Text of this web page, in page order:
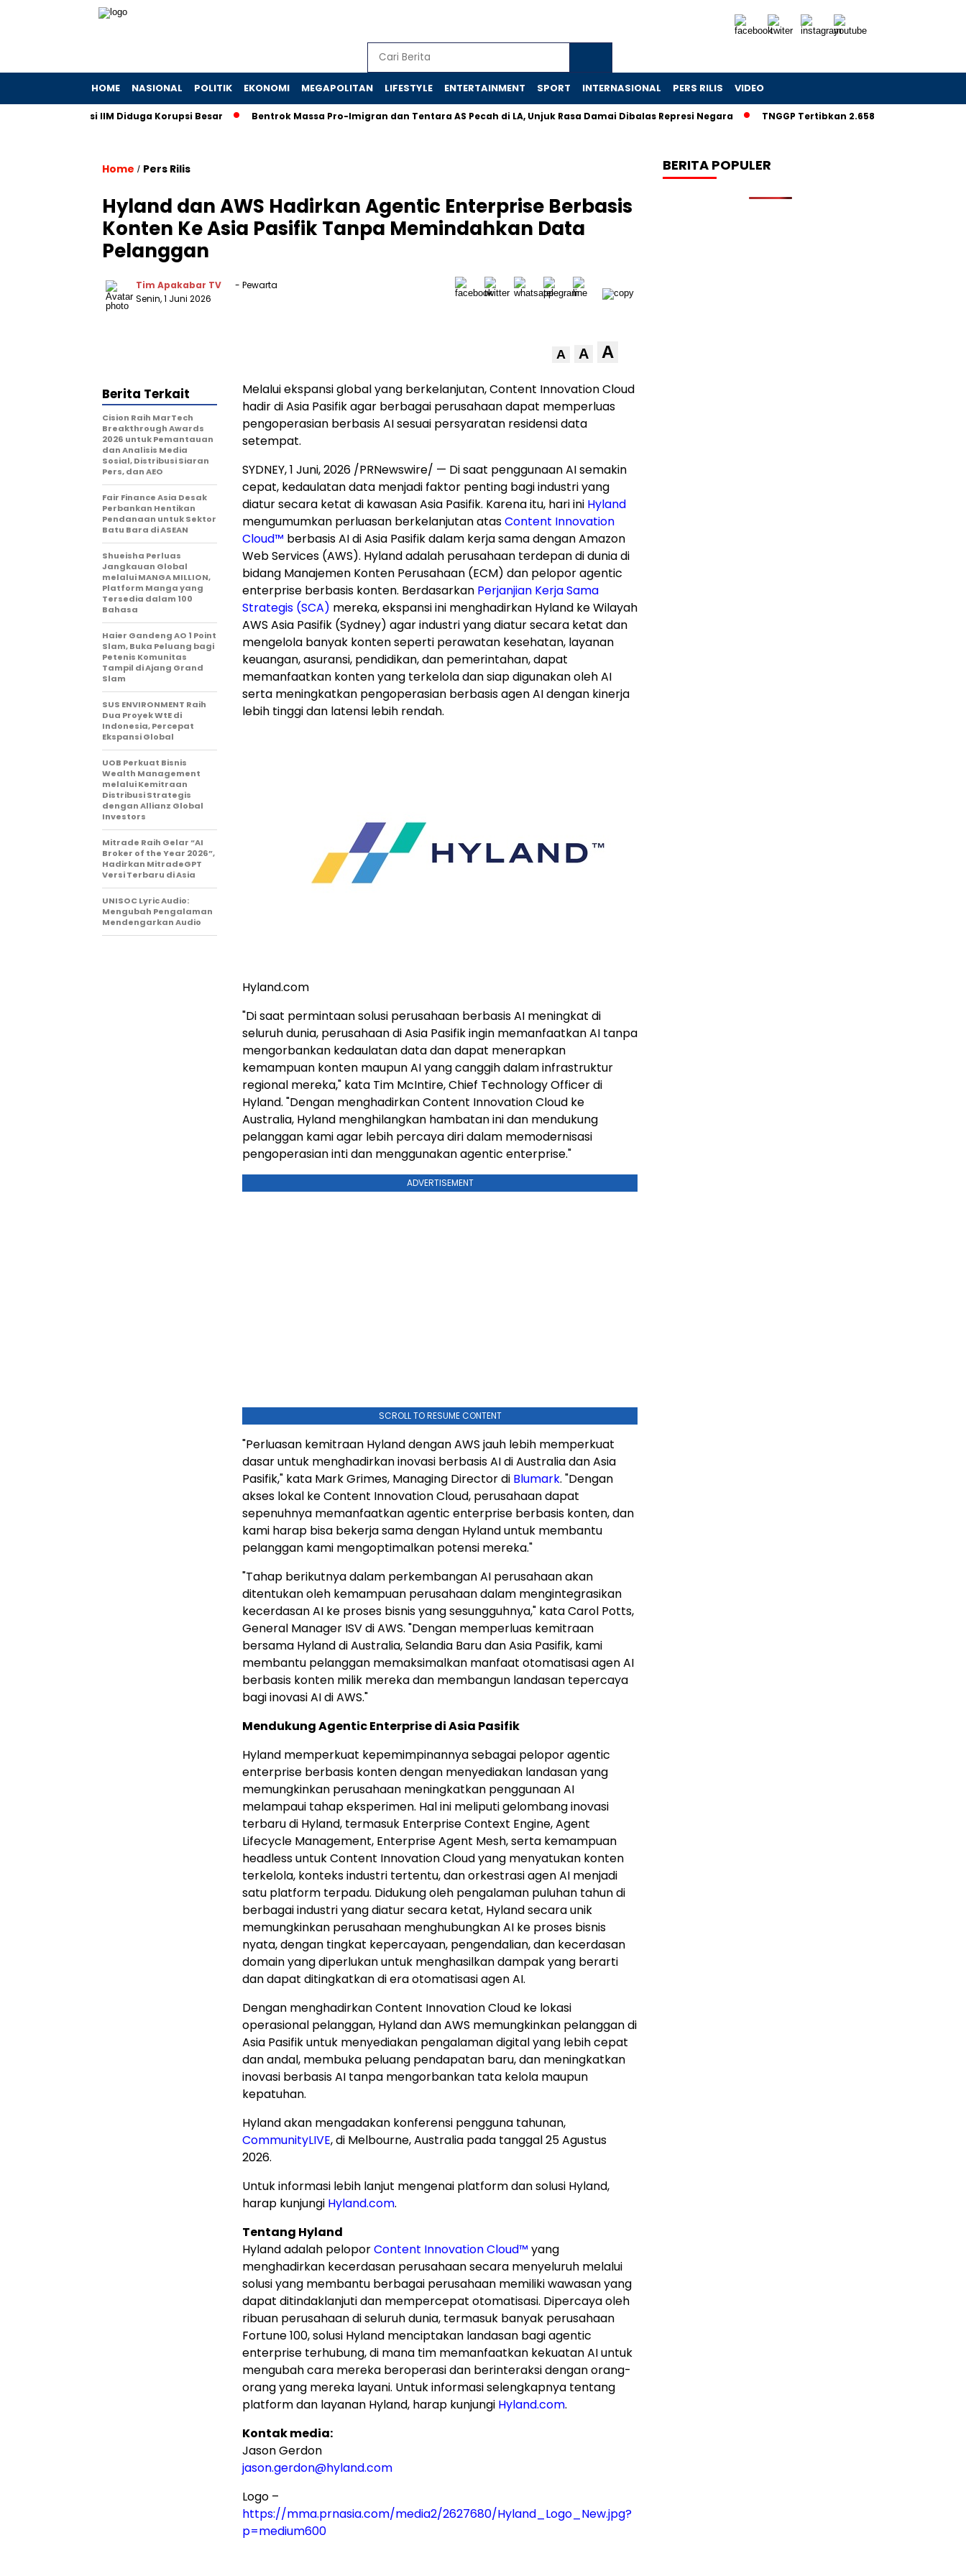
HOME NASIONAL POLITIK EKONOMI MEGAPOLITAN LIFESTYLE ENTERTAINMENT SPORT INTERNASIONAL PERS RILIS VIDEO
Korporasi IIM Diduga Korupsi Besar Bentrok Massa Pro-Imigran dan Tentara AS Pecah di LA, Unjuk Rasa Damai Dibalas Represi Negara TNGGP Tertibkan 2.658 Pendaki Ilegal
Home / Pers Rilis
Hyland dan AWS Hadirkan Agentic Enterprise Berbasis
Konten Ke Asia Pasifik Tanpa Memindahkan Data
Pelanggan
Tim Apakabar TV
- Pewarta
Senin, 1 Juni 2026
A A A
Melalui ekspansi global yang berkelanjutan, Content Innovation Cloud
hadir di Asia Pasifik agar berbagai perusahaan dapat memperluas
pengoperasian berbasis AI sesuai persyaratan residensi data
setempat.
SYDNEY,1 Juni, 2026 /PRNewswire/ — Di saat penggunaan AI semakin
cepat, kedaulatan data menjadi faktor penting bagi industri yang
diatur secara ketat di kawasan Asia Pasifik. Karena itu, hari ini Hyland
mengumumkan perluasan berkelanjutan atasContent Innovation
Cloud™ berbasis AI di Asia Pasifik dalam kerja sama dengan Amazon
Web Services (AWS). Hyland adalah perusahaan terdepan di dunia di
bidang Manajemen Konten Perusahaan (ECM) dan pelopor agentic
enterprise berbasis konten. Berdasarkan Perjanjian Kerja Sama
Strategis (SCA) mereka, ekspansi ini menghadirkan Hyland ke Wilayah
AWS Asia Pasifik (Sydney) agar industri yang diatur secara ketat dan
mengelola banyak konten seperti perawatan kesehatan, layanan
keuangan, asuransi, pendidikan, dan pemerintahan, dapat
memanfaatkan konten yang terkelola dan siap digunakan oleh AI
serta meningkatkan pengoperasian berbasis agen AI dengan kinerja
lebih tinggi dan latensi lebih rendah.
Hyland.com
"Di saat permintaan solusi perusahaan berbasis AI meningkat di
seluruh dunia, perusahaan di Asia Pasifik ingin memanfaatkan AI tanpa
mengorbankan kedaulatan data dan dapat menerapkan
kemampuan konten maupun AI yang canggih dalam infrastruktur
regional mereka," kata Tim McIntire, Chief Technology Officer di
Hyland. "Dengan menghadirkan Content Innovation Cloud ke
Australia, Hyland menghilangkan hambatan ini dan mendukung
pelanggan kami agar lebih percaya diri dalam memodernisasi
pengoperasian inti dan menggunakan agentic enterprise."
ADVERTISEMENT
SCROLL TO RESUME CONTENT
"Perluasan kemitraan Hyland dengan AWS jauh lebih memperkuat
dasar untuk menghadirkan inovasi berbasis AI di Australia dan Asia
Pasifik," kata Mark Grimes, Managing Director di Blumark. "Dengan
akses lokal ke Content Innovation Cloud, perusahaan dapat
sepenuhnya memanfaatkan agentic enterprise berbasis konten, dan
kami harap bisa bekerja sama dengan Hyland untuk membantu
pelanggan kami mengoptimalkan potensi mereka."
"Tahap berikutnya dalam perkembangan AI perusahaan akan
ditentukan oleh kemampuan perusahaan dalam mengintegrasikan
kecerdasan AI ke proses bisnis yang sesungguhnya," kata Carol Potts,
General Manager ISV di AWS. "Dengan memperluas kemitraan
bersama Hyland di Australia, Selandia Baru dan Asia Pasifik, kami
membantu pelanggan memaksimalkan manfaat otomatisasi agen AI
berbasis konten milik mereka dan membangun landasan tepercaya
bagi inovasi AI di AWS."
Mendukung Agentic Enterprise di Asia Pasifik
Hyland memperkuat kepemimpinannya sebagai pelopor agentic
enterprise berbasis konten dengan menyediakan landasan yang
memungkinkan perusahaan meningkatkan penggunaan AI
melampaui tahap eksperimen. Hal ini meliputi gelombang inovasi
terbaru di Hyland, termasuk Enterprise Context Engine, Agent
Lifecycle Management, Enterprise Agent Mesh, serta kemampuan
headless untuk Content Innovation Cloud yang menyatukan konten
terkelola, konteks industri tertentu, dan orkestrasi agen AI menjadi
satu platform terpadu. Didukung oleh pengalaman puluhan tahun di
berbagai industri yang diatur secara ketat, Hyland secara unik
memungkinkan perusahaan menghubungkan AI ke proses bisnis
nyata, dengan tingkat kepercayaan, pengendalian, dan kecerdasan
domain yang diperlukan untuk menghasilkan dampak yang berarti
dan dapat ditingkatkan di era otomatisasi agen AI.
Dengan menghadirkan Content Innovation Cloud ke lokasi
operasional pelanggan, Hyland dan AWS memungkinkan pelanggan di
Asia Pasifik untuk menyediakan pengalaman digital yang lebih cepat
dan andal, membuka peluang pendapatan baru, dan meningkatkan
inovasi berbasis AI tanpa mengorbankan tata kelola maupun
kepatuhan.
Hyland akan mengadakan konferensi pengguna tahunan,
CommunityLIVE, di Melbourne, Australia pada tanggal 25 Agustus
2026.
Untuk informasi lebih lanjut mengenai platform dan solusi Hyland,
harap kunjungi Hyland.com.
Tentang Hyland
Hyland adalah peloporContent Innovation Cloud™ yang
menghadirkan kecerdasan perusahaan secara menyeluruh melalui
solusi yang membantu berbagai perusahaan memiliki wawasan yang
dapat ditindaklanjuti dan mempercepat otomatisasi. Dipercaya oleh
ribuan perusahaan di seluruh dunia, termasuk banyak perusahaan
Fortune 100, solusi Hyland menciptakan landasan bagi agentic
enterprise terhubung, di mana tim memanfaatkan kekuatan AI untuk
mengubah cara mereka beroperasi dan berinteraksi dengan orang-
orang yang mereka layani. Untuk informasi selengkapnya tentang
platform dan layanan Hyland, harap kunjungi Hyland.com.
Kontak media:
Jason Gerdon
jason.gerdon@hyland.com
Logo –
https://mma.prnasia.com/media2/2627680/Hyland_Logo_New.jpg?
p=medium600
Berita Terkait
Cision Raih MarTech
Breakthrough Awards
2026 untuk Pemantauan
dan Analisis Media
Sosial, Distribusi Siaran
Pers, dan AEO
Fair Finance Asia Desak
Perbankan Hentikan
Pendanaan untuk Sektor
Batu Bara di ASEAN
Shueisha Perluas
Jangkauan Global
melalui MANGA MILLION,
Platform Manga yang
Tersedia dalam 100
Bahasa
Haier Gandeng AO 1 Point
Slam, Buka Peluang bagi
Petenis Komunitas
Tampil di Ajang Grand
Slam
SUS ENVIRONMENT Raih
Dua Proyek WtE di
Indonesia, Percepat
Ekspansi Global
UOB Perkuat Bisnis
Wealth Management
melalui Kemitraan
Distribusi Strategis
dengan Allianz Global
Investors
Mitrade Raih Gelar “AI
Broker of the Year 2026”,
Hadirkan MitradeGPT
Versi Terbaru di Asia
UNISOC Lyric Audio:
Mengubah Pengalaman
Mendengarkan Audio
BERITA POPULER